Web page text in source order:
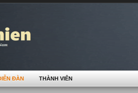
ĐÀN THÀNH VIÊN